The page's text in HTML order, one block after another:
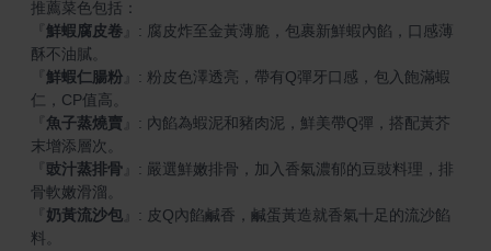
鮮蝦腐皮卷
: 腐皮炸至金黃薄脆，包裹新鮮蝦內餡，口感薄
鮮蝦仁腸粉
: 粉皮色澤透亮，帶有Q彈牙口感，包入飽滿蝦
魚子蒸燒賣
: 內餡為蝦泥和豬肉泥，鮮美帶Q彈，搭配黃芥
豉汁蒸排骨
: 嚴選鮮嫩排骨，加入香氣濃郁的豆豉料理，排
奶黃流沙包
: 皮Q內餡鹹香，鹹蛋黃造就香氣十足的流沙餡